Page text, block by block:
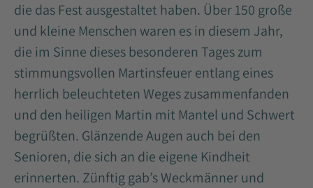
die das Fest ausgestaltet haben. Über 150 große
und kleine Menschen waren es in diesem Jahr,
die im Sinne dieses besonderen Tages zum
stimmungsvollen Martinsfeuer entlang eines
herrlich beleuchteten Weges zusammenfanden
und den heiligen Martin mit Mantel und Schwert
begrüßten. Glänzende Augen auch bei den
Senioren, die sich an die eigene Kindheit
erinnerten. Zünftig gab’s Weckmänner und